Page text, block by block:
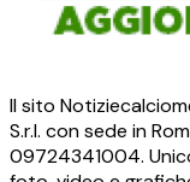
Il sito
S.r.l. con sede in
09724341004.